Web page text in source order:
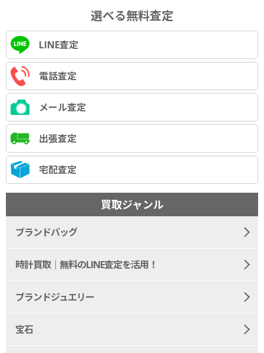
選べる無料査定
LINE査定
電話査定
メール査定
出張査定
宅配査定
買取ジャンル
ブランドバッグ
時計買取｜無料のLINE査定を活用！
ブランドジュエリー
宝石